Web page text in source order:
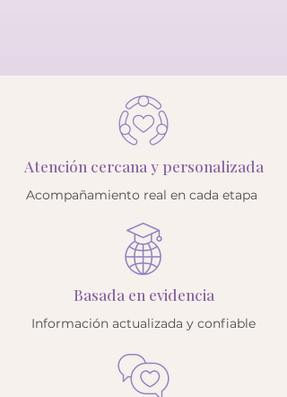
Atención cercana y personalizada
Acompañamiento real en cada etapa
Basada en evidencia
Información actualizada y confiable